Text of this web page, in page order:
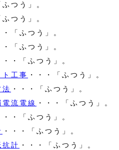
ふつう」。
ふつう」。
・「ふつう」。
・「ふつう」。
・・「ふつう」。
工事 ・・・「ふつう」。
・・・「ふつう」。
流電線
・・・「ふつう」。
・・「ふつう」。
・・・「ふつう」。
計 ・・・「ふつう」。